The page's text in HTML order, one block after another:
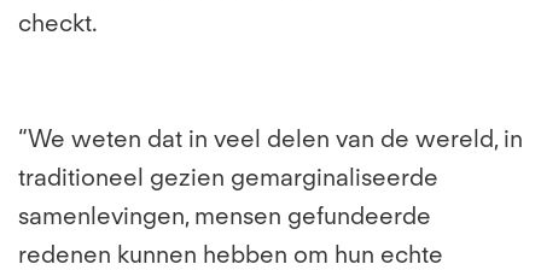
checkt.
“We weten dat in veel delen van de wereld, in
traditioneel gezien gemarginaliseerde
samenlevingen, mensen gefundeerde
redenen kunnen hebben om hun echte